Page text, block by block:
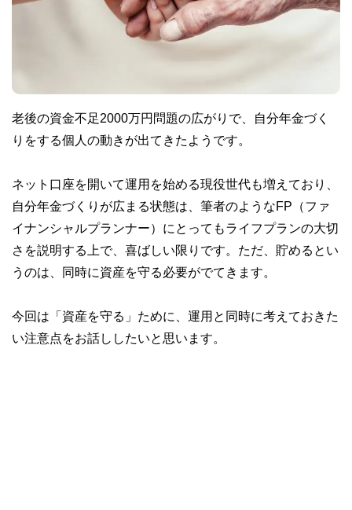
老後の資金不足2000万円問題の広がりで、自分年金づく
りをする個人の動きが出てきたようです。
ネット口座を開いて運用を始める現役世代も増えており、
自分年金づくりが広まる状態は、筆者のようなFP（ファ
イナンシャルプランナー）にとってもライフプランの大切
さを説明する上で、喜ばしい限りです。ただ、貯めるとい
うのは、同時に資産を守る必要がでてきます。
今回は「資産を守る」ために、運用と同時に考えておきた
い注意点をお話ししたいと思います。